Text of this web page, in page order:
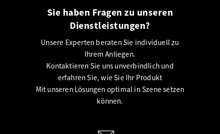
Sie haben Fragen zu unseren
Dienstleistungen?
Unsere Experten beraten Sie individuell zu
Ihrem Anliegen.
Kontaktieren Sie uns unverbindlich und
erfahren Sie, wie Sie Ihr Produkt
Mit unseren Lösungen optimal in Szene setzen
können.